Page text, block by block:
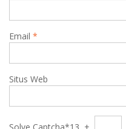
Email *
Situs Web